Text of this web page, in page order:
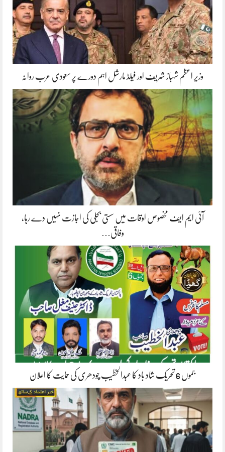
وزیر اعظم شہباز شریف اور فیلڈ مارشل اہم دورے پر سعودی عرب روانہ
آئی ایم ایف مخصوص اوقات میں سستی بجلی کی اجازت نہیں دے رہا،
وفاقی…
جموں 6 تحریک شاد باد کا عبدالخطیب چودھری کی حمایت کا اعلان